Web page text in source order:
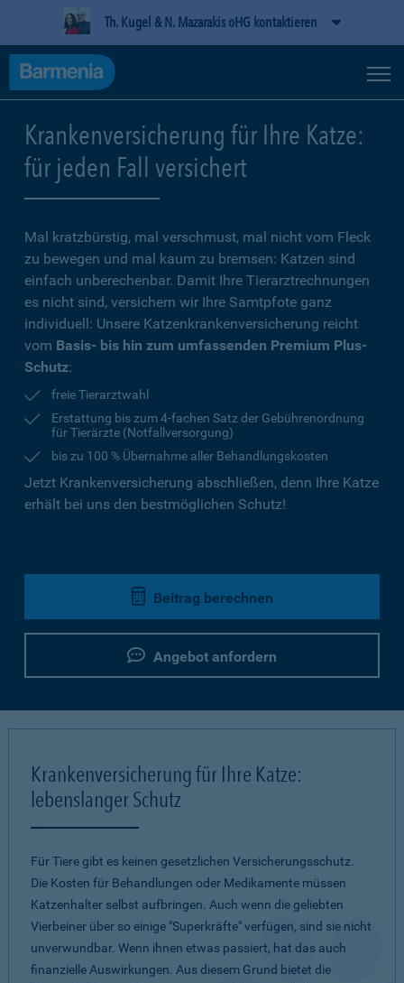
Th. Kugel & N. Mazarakis oHG kontaktieren
Krankenversicherung für Ihre Katze:
für jeden Fall versichert
Mal kratzbürstig, mal verschmust, mal nicht vom Fleck
zu bewegen und mal kaum zu bremsen: Katzen sind
einfach unberechenbar. Damit Ihre Tierarztrechnungen
es nicht sind, versichern wir Ihre Samtpfote ganz
individuell: Unsere Katzenkrankenversicherung reicht
vom Basis- bis hin zum umfassenden Premium Plus-
Schutz:
freie Tierarztwahl
Erstattung bis zum 4-fachen Satz der Gebührenordnung
für Tierärzte (Notfallversorgung)
bis zu 100 % Übernahme aller Behandlungskosten
Jetzt Krankenversicherung abschließen, denn Ihre Katze
erhält bei uns den bestmöglichen Schutz!
Beitrag berechnen
Angebot anfordern
Krankenversicherung für Ihre Katze:
lebenslanger Schutz
Für Tiere gibt es keinen gesetzlichen Versicherungsschutz.
Die Kosten für Behandlungen oder Medikamente müssen
Katzenhalter selbst aufbringen. Auch wenn die geliebten
Vierbeiner über so einige "Superkräfte" verfügen, sind sie nicht
unverwundbar. Wenn ihnen etwas passiert, hat das auch
finanzielle Auswirkungen. Aus diesem Grund bietet die